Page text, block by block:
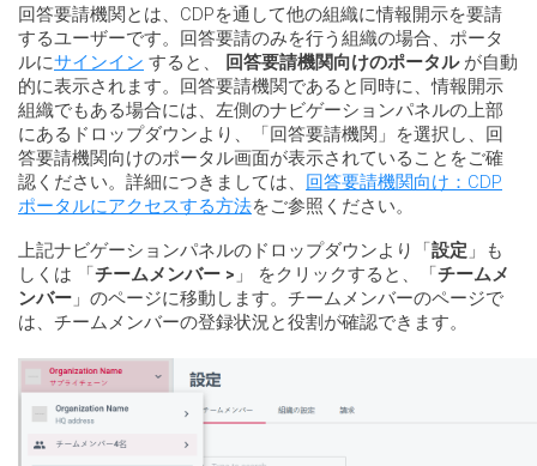
回答要請機関とは、CDPを通して他の組織に情報開示を要請
するユーザーです。回答要請のみを行う組織の場合、ポータ
ルにサインイン すると、 回答要請機関向けのポータルが自動
的に表示されます。回答要請機関であると同時に、情報開示
組織でもある場合には、左側のナビゲーションパネルの上部
にあるドロップダウンより、「回答要請機関」を選択し、回
答要請機関向けのポータル画面が表示されていることをご確
認ください。詳細につきましては、 回答要請機関向け：CDP
ポータルにアクセスする方法をご参照ください。
上記ナビゲーションパネルのドロップダウンより「設定 」も
しくは 「チームメンバー > 」 をクリックすると、「チームメ
ンバー 」のページに移動します。チームメンバーのページで
は、チームメンバーの登録状況と役割が確認できます。